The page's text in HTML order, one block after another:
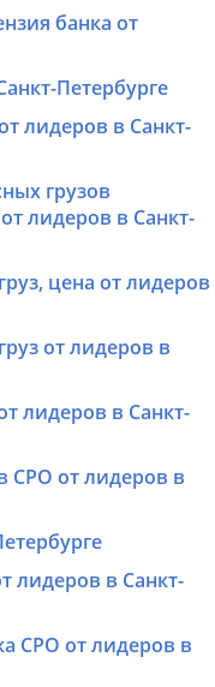
банка от
Петербурге
лидеров в Санкт-
грузов
лидеров в Санкт-
цена от лидеров
от лидеров в
лидеров в Санкт-
СРО от лидеров в
лидеров в Санкт-
СРО от лидеров в